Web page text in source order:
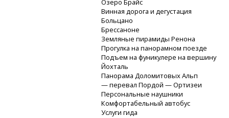
Озеро Брайс
Винная дорога и дегустация
Больцано
Брессаноне
Земляные пирамиды Ренона
Прогулка на панорамном поезде
Подъем на фуникулере на вершину
Йохталь
Панорама Доломитовых Альп
— перевал Пордой — Ортизеи
Персональные наушники
Комфортабельный автобус
Услуги гида